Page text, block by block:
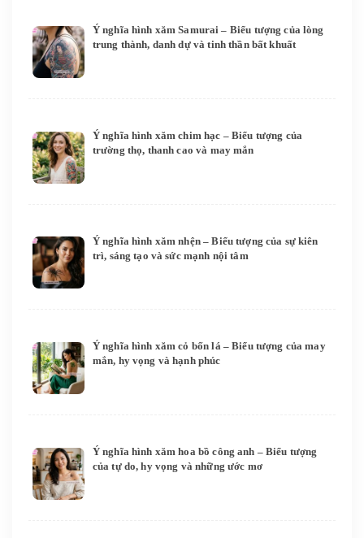
Ý nghĩa hình xăm Samurai – Biểu tượng của lòng
trung thành, danh dự và tinh thần bất khuất
Ý nghĩa hình xăm chim hạc – Biểu tượng của
trường thọ, thanh cao và may mắn
Ý nghĩa hình xăm nhện – Biểu tượng của sự kiên
trì, sáng tạo và sức mạnh nội tâm
Ý nghĩa hình xăm cỏ bốn lá – Biểu tượng của may
mắn, hy vọng và hạnh phúc
Ý nghĩa hình xăm hoa bồ công anh – Biểu tượng
của tự do, hy vọng và những ước mơ